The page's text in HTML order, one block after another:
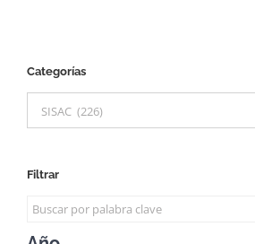
Categorías
SISAC (226)
Filtrar